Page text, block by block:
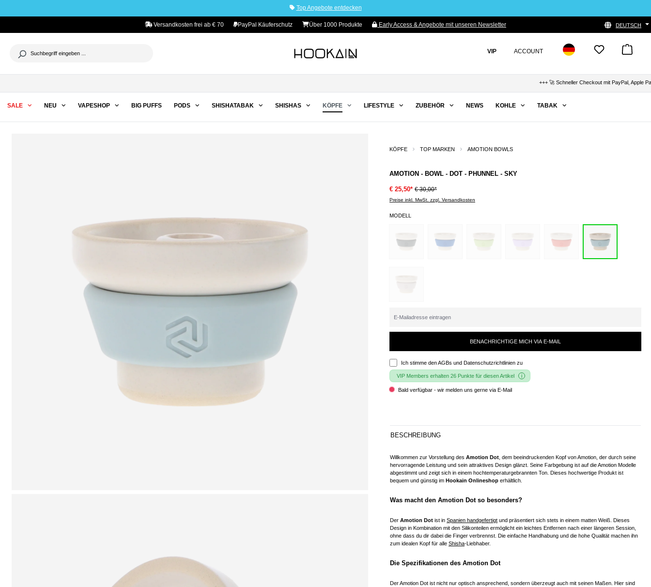
Top Angebote entdecken
Versandkosten frei ab € 70 PayPal Käuferschutz Über 1000 Produkte Early Access & Angebote mit unseren Newsletter DEUTSCH
VIP ACCOUNT
+++ 🚀 Schneller Checkout mit PayPal, Apple Pay &
SALE NEU VAPESHOP BIG PUFFS PODS SHISHATABAK SHISHAS KÖPFE LIFESTYLE ZUBEHÖR NEWS KOHLE TABAK
KÖPFE TOP MARKEN AMOTION BOWLS
AMOTION - BOWL - DOT - PHUNNEL - SKY
€ 25,50* € 30,00*
Preise inkl. MwSt. zzgl. Versandkosten
MODELL
BENACHRICHTIGE MICH VIA E-MAIL
Ich stimme denAGBs und Datenschutzrichtlinien zu
VIP Members erhalten 26 Punkte für diesen Artikel
Bald verfügbar - wir melden uns gerne via E-Mail
BESCHREIBUNG
Willkommen zur Vorstellung des Amotion Dot , dem beeindruckenden Kopf von Amotion, der durch seine
hervorragende Leistung und sein attraktives Design glänzt. Seine Farbgebung ist auf die Amotion Modelle
abgestimmt und zeigt sich in einem hochtemperaturgebrannten Ton. Dieses hochwertige Produkt ist
bequem und günstig im Hookain Onlineshop erhältlich.
Was macht den Amotion Dot so besonders?
Der Amotion Dot ist in Spanien handgefertigt und präsentiert sich stets in einem matten Weiß. Dieses
Design in Kombination mit den Silikonteilen ermöglicht ein leichtes Entfernen nach einer längeren Session,
ohne dass du dir dabei die Finger verbrennst. Die einfache Handhabung und die hohe Qualität machen ihn
zum idealen Kopf für alle Shisha-Liebhaber.
Die Spezifikationen des Amotion Dot
Der Amotion Dot ist nicht nur optisch ansprechend, sondern überzeugt auch mit seinen Maßen. Hier sind